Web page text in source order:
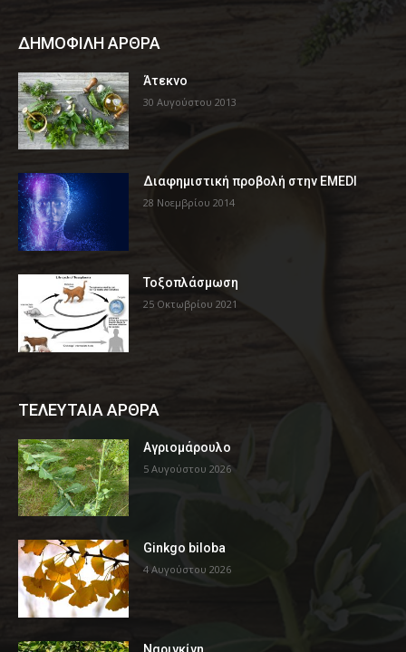
ΔΗΜΟΦΙΛΗ ΑΡΘΡΑ
Άτεκνο
30 Αυγούστου 2013
Διαφημιστική προβολή στην EMEDI
28 Νοεμβρίου 2014
Τοξοπλάσμωση
25 Οκτωβρίου 2021
ΤΕΛΕΥΤΑΙΑ ΑΡΘΡΑ
Αγριομάρουλο
5 Αυγούστου 2026
Ginkgo biloba
4 Αυγούστου 2026